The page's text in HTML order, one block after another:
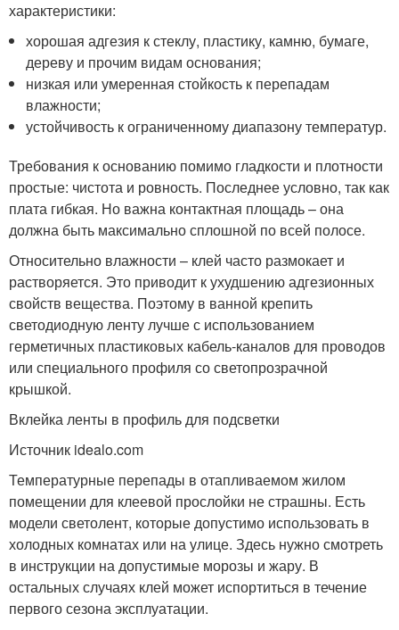
характеристики:
хорошая адгезия к стеклу, пластику, камню, бумаге,
дереву и прочим видам основания;
низкая или умеренная стойкость к перепадам
влажности;
устойчивость к ограниченному диапазону температур.
Требования к основанию помимо гладкости и плотности
простые: чистота и ровность. Последнее условно, так как
плата гибкая. Но важна контактная площадь – она
должна быть максимально сплошной по всей полосе.
Относительно влажности – клей часто размокает и
растворяется. Это приводит к ухудшению адгезионных
свойств вещества. Поэтому в ванной крепить
светодиодную ленту лучше с использованием
герметичных пластиковых кабель-каналов для проводов
или специального профиля со светопрозрачной
крышкой.
Вклейка ленты в профиль для подсветки
Источник idealo.com
Температурные перепады в отапливаемом жилом
помещении для клеевой прослойки не страшны. Есть
модели светолент, которые допустимо использовать в
холодных комнатах или на улице. Здесь нужно смотреть
в инструкции на допустимые морозы и жару. В
остальных случаях клей может испортиться в течение
первого сезона эксплуатации.